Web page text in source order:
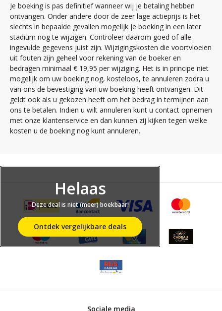
Je boeking is pas definitief wanneer wij je betaling hebben
ontvangen. Onder andere door de zeer lage actieprijs is het
slechts in bepaalde gevallen mogelijk je boeking in een later
stadium nog te wijzigen. Controleer daarom goed of alle
ingevulde gegevens juist zijn. Wijzigingskosten die voortvloeien
uit fouten zijn geheel voor rekening van de boeker en
bedragen minimaal € 19,95 per wijziging. Het is in principe niet
mogelijk om uw boeking nog, kosteloos, te annuleren zodra u
van ons de bevestiging van uw boeking heeft ontvangen. Dit
geldt ook als u gekozen heeft om het bedrag in termijnen aan
ons te betalen. Indien u wilt annuleren kunt u contact opnemen
met onze klantenservice en dan kunnen zij kijken tegen welke
kosten u de boeking nog kunt annuleren.
Helaas
Deze deal is niet (meer) boekbaar!
Ontdek vergelijkbare deals
Sociale media